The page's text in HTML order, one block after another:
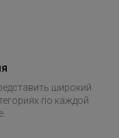
широкий
по каждой